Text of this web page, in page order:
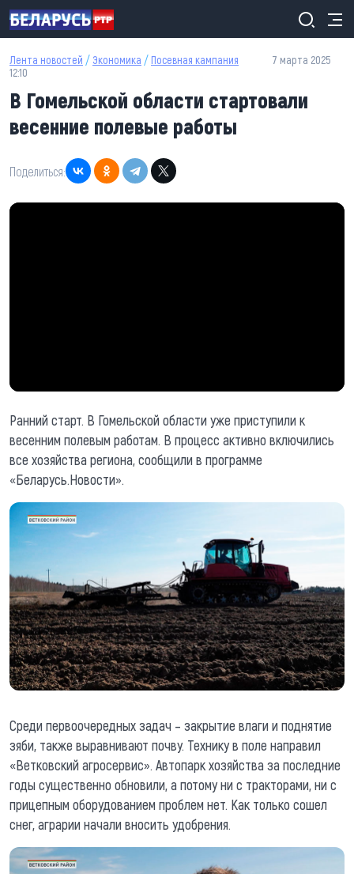
Перейти к основному содержанию
Лента новостей / Экономика / Посевная кампания
7 марта 2025
12:10
В Гомельской области стартовали
весенние полевые работы
Поделиться:
Ранний старт. В Гомельской области уже приступили к
весенним полевым работам. В процесс активно включились
все хозяйства региона, сообщили в программе
«Беларусь.Новости».
Среди первоочередных задач – закрытие влаги и поднятие
зяби, также выравнивают почву. Технику в поле направил
«Ветковский агросервис». Автопарк хозяйства за последние
годы существенно обновили, а потому ни с тракторами, ни с
прицепным оборудованием проблем нет. Как только сошел
снег, аграрии начали вносить удобрения.